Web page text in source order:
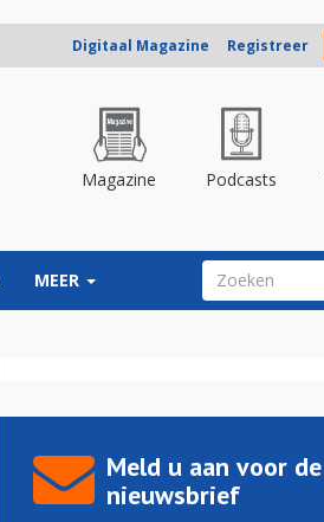
Digitaal Magazine Registreer
Magazine Podcasts
MEER ZOEKVELD
Meld u aan voor de
nieuwsbrief